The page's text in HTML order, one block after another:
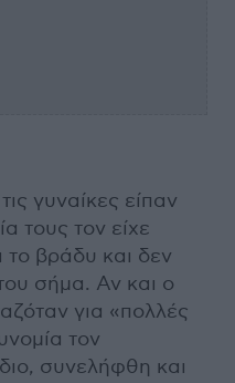
γυναίκες είπαν
τους τον είχε
βράδυ και δεν
σήμα. Αν και ο
για «πολλές
τον
συνελήφθη και